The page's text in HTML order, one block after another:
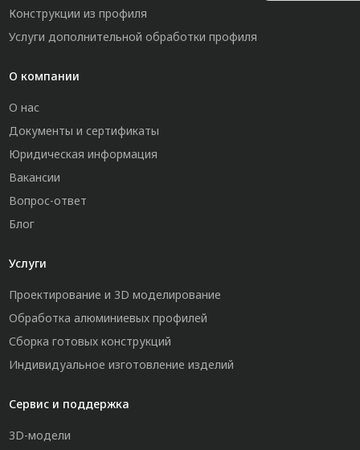
Конструкции из профиля
Услуги дополнительной обработки профиля
О компании
О нас
Документы и сертификаты
Юридическая информация
Вакансии
Вопрос-ответ
Блог
Услуги
Проектирование и 3D моделирование
Обработка алюминиевых профилей
Сборка готовых конструкций
Индивидуальное изготовление изделий
Сервис и поддержка
3D-модели